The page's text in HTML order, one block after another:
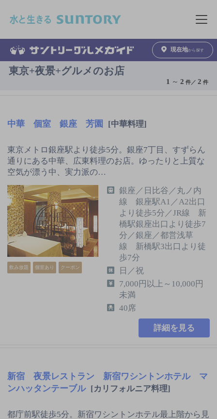
メニュ
現在地から探す
東京+夜景+グルメのお店
1 ～ 2 件／2 件
中華 個室 銀座 芳園 [中華料理]
東京メトロ銀座駅より徒歩5分。銀座7丁目、すずらん
通りにある中華、広東料理のお店。ゆったりと上質な
空気が漂う中、実力派の…
飲み放題 個室あり クーポン
銀座／日比谷／丸ノ内
線 銀座駅A1／A2出口
より徒歩5分／JR線 新
橋駅銀座出口より徒歩7
分／銀座／都営浅草
線 新橋駅3出口より徒
歩7分
日／祝
7,000円以上～10,000円
未満
40席
詳細を見る
新宿 夜景レストラン 新宿ワシントンホテル マ
ンハッタンテーブル [カリフォルニア料理]
都庁前駅徒歩5分。新宿ワシントンホテル最上階から見